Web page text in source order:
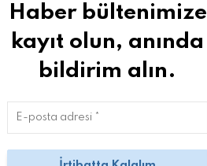
Haber bültenimize
kayıt olun, anında
bildirim alın.